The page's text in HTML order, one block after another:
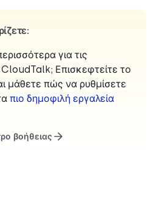
για τις
Επισκεφτείτε το
μάθετε πώς να ρυθμίσετε
πιο δημοφιλή εργαλεία
βοήθειας